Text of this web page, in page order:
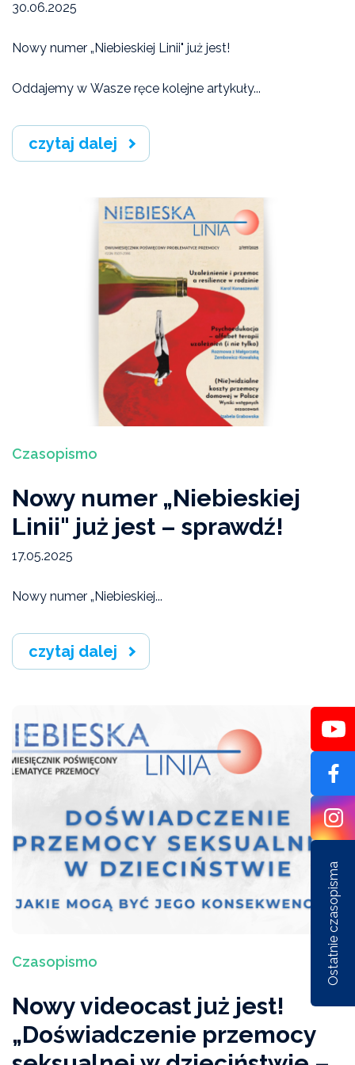
30.06.2025
Nowy numer „Niebieskiej Linii" już jest!
Oddajemy w Wasze ręce kolejne artykuły...
czytaj dalej
Czasopismo
Nowy numer „Niebieskiej
Linii" już jest – sprawdź!
17.05.2025
Nowy numer „Niebieskiej...
czytaj dalej
Czasopismo
Nowy videocast już jest!
„Doświadczenie przemocy
Ostatnie czasopisma
Nr 5/